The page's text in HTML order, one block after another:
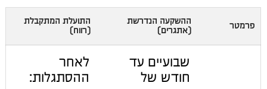
פרמטר
ההשקעה הנדרשת
(אתגרים)
התועלת המתקבלת
(רווח)
שבועיים עד
חודש של
לאחר
ההסתגלות: